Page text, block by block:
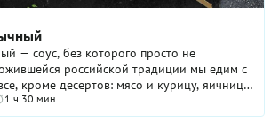
— соус, без которого просто не
российской традиции мы едим с
кроме десертов: мясо и курицу, яичницу,
макароны. Но ...
1 ч 30 мин